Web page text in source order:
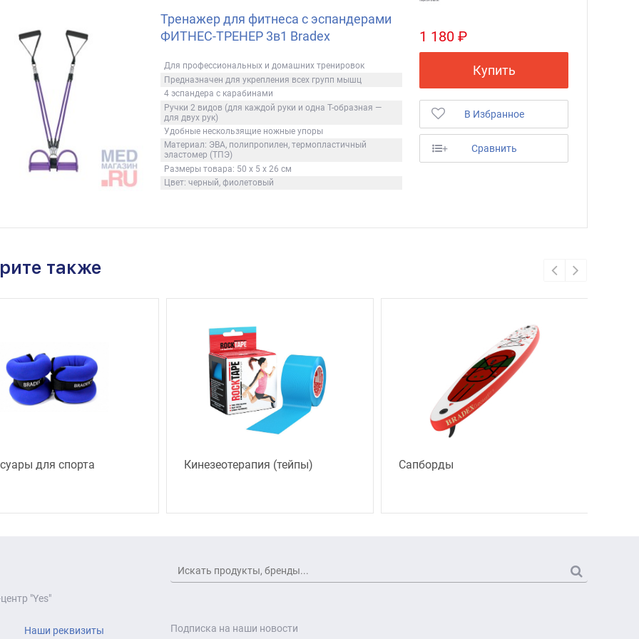
Тренажер для фитнеса с эспандерами
ФИТНЕС-ТРЕНЕР 3в1 Bradex
Для профессиональных и домашних тренировок
Предназначен для укрепления всех групп мышц
4 эспандера с карабинами
Ручки 2 видов (для каждой руки и одна T-образная —
для двух рук)
Удобные нескользящие ножные упоры
Материал: ЭВА, полипропилен, термопластичный
эластомер (ТПЭ)
Размеры товара: 50 х 5 х 26 см
Цвет: черный, фиолетовый
1 180 ₽
Купить
В Избранное
+ Сравнить
также
для спорта Кинезеотерапия (тейпы) Сапборды
"Yes"
Наши реквизиты Подписка на наши новости